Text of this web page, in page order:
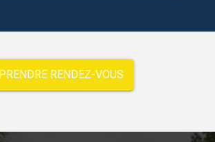
PRENDRE RENDEZ-VOUS